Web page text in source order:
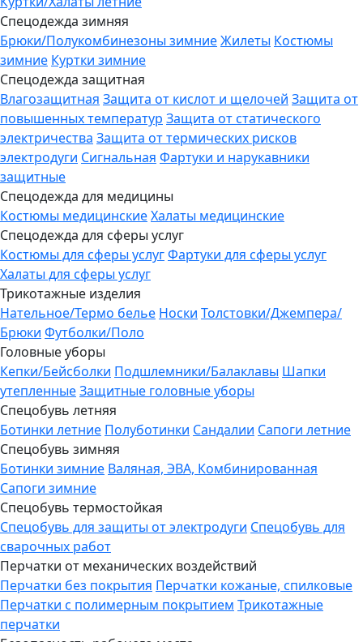
Спецодежда зимняя
Брюки/Полукомбинезоны зимниеЖилеты Костюмы
зимние Куртки зимние
Спецодежда защитная
Влагозащитная Защита от кислот и щелочей Защита от
повышенных температур Защита от статического
электричества Защита от термических рисков
электродуги Сигнальная Фартуки и нарукавники
защитные
Спецодежда для медицины
Костюмы медицинскиеХалаты медицинские
Спецодежда для сферы услуг
Костюмы для сферы услугФартуки для сферы услуг
Халаты для сферы услуг
Трикотажные изделия
Нательное/Термо белье Носки Толстовки/Джемпера/
Брюки Футболки/Поло
Головные уборы
Кепки/Бейсболки Подшлемники/Балаклавы Шапки
утепленныеЗащитные головные уборы
Спецобувь летняя
Ботинки летние Полуботинки Сандалии Сапоги летние
Спецобувь зимняя
Ботинки зимние Валяная, ЭВА, Комбинированная
Сапоги зимние
Спецобувь термостойкая
Спецобувь для защиты от электродуги Спецобувь для
сварочных работ
Перчатки от механических воздействий
Перчатки без покрытия Перчатки кожаные, спилковые
Перчатки с полимерным покрытием Трикотажные
перчатки